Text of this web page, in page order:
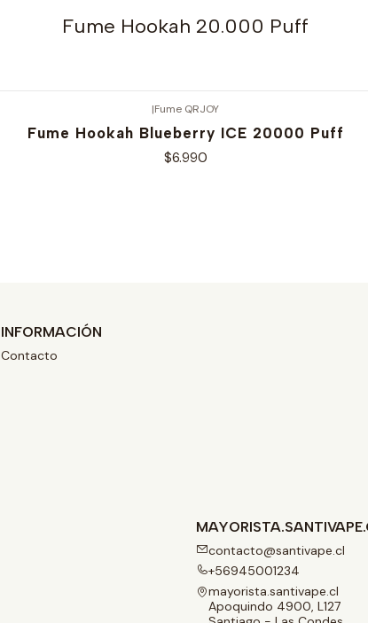
Fume Hookah 20.000 Puff
|Fume QRJOY
Fume Hookah Blueberry ICE 20000 Puff
$6.990
INFORMACIÓN
Contacto
contacto@santivape.cl
+56945001234
mayorista.santivape.cl
Apoquindo 4900, L127